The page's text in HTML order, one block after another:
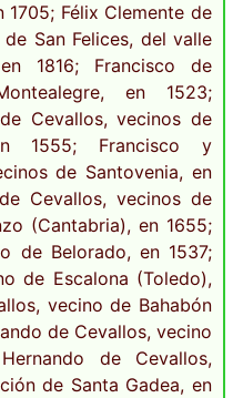
Félix Clemente de
San Felices, del valle
1816; Francisco de
en 1523;
Cevallos, vecinos de
1555; Francisco y
de Santovenia, en
Cevallos, vecinos de
(Cantabria), en 1655;
de Belorado, en 1537;
de Escalona (Toledo),
vecino de Bahabón
de Cevallos, vecino
de Cevallos,
de Santa Gadea, en